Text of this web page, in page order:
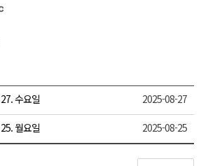
수요일 2025-08-27
월요일 2025-08-25